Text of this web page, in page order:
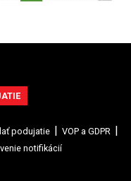
podujatie
VOP a GDPR
notifikácií